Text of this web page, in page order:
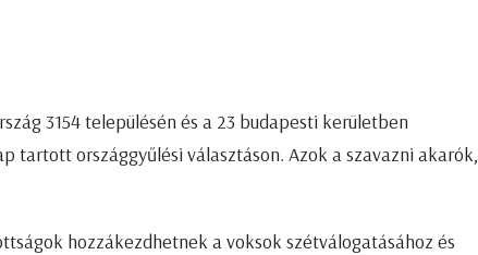
3154 településén és a 23 budapesti kerületben
tartott országgyűlési választáson. Azok a szavazni akarók,
hozzákezdhetnek a voksok szétválogatásához és